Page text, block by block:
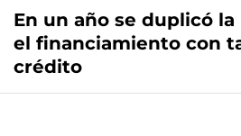
En un año se duplicó
el financiamiento con
crédito